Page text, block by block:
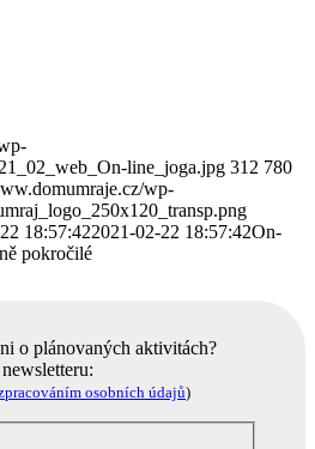
line_joga.jpg 312 780
wp-
18:57:422021-02-22 18:57:42On-
pokročilé
o plánovaných aktivitách?
osobních údajů)